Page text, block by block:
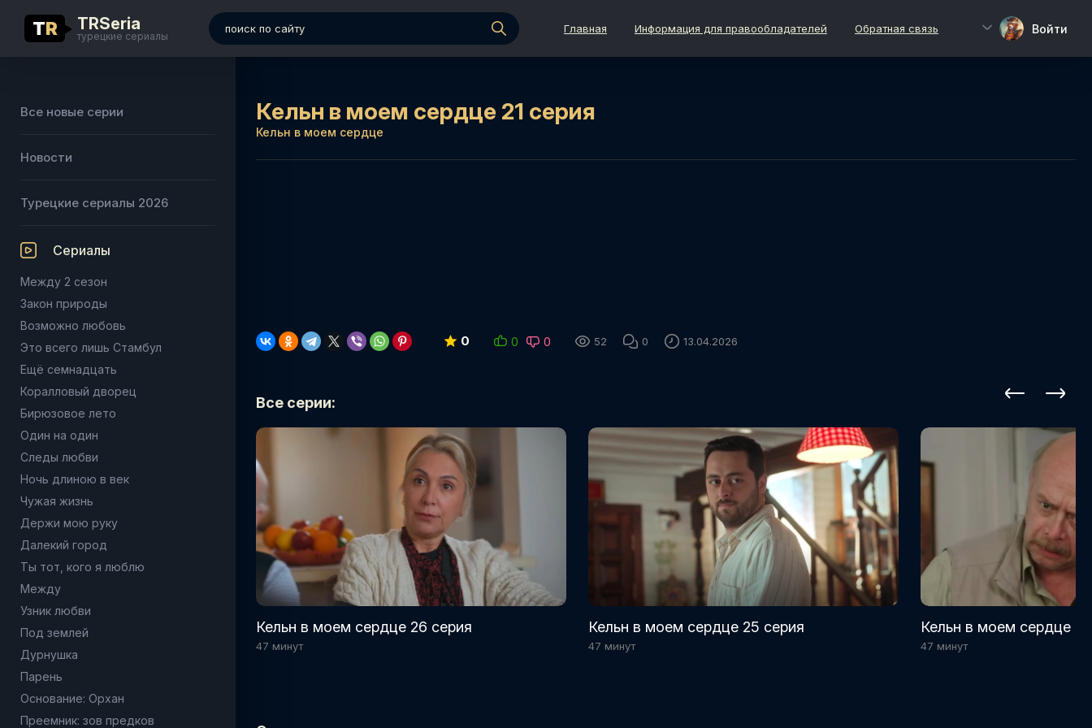
TR TRSeria
турецкие сериалы
Главная Информация для правообладателей Обратная связь Войти
Все новые серии
Новости
Турецкие сериалы 2026
Сериалы
Между 2 сезон
Закон природы
Возможно любовь
Это всего лишь Стамбул
Ещё семнадцать
Коралловый дворец
Бирюзовое лето
Один на один
Следы любви
Ночь длиною в век
Чужая жизнь
Держи мою руку
Далекий город
Ты тот, кого я люблю
Между
Узник любви
Под землей
Дурнушка
Парень
Основание: Орхан
Преемник: зов предков
Кельн в моем сердце 21 серия
Кельн в моем сердце
0 0 0 52 0 13.04.2026
Все серии:
Кельн в моем сердце 26 серия
47 минут
Кельн в моем сердце 25 серия
47 минут
Кельн в моем сердце
47 минут